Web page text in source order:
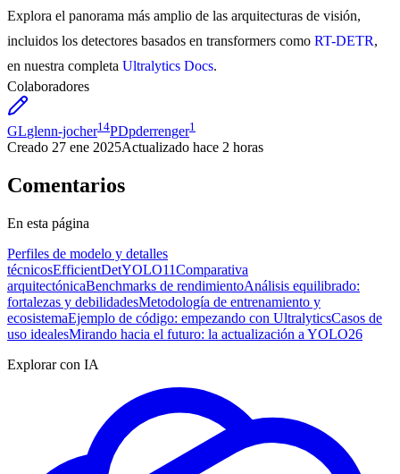
Explora el panorama más amplio de las arquitecturas de visión,
incluidos los detectores basados en transformers como RT-DETR,
en nuestra completa Ultralytics Docs.
Colaboradores
GLglenn-jocher14PDpderrenger1
Creado 27 ene 2025Actualizado hace 2 horas
Comentarios
En esta página
Perfiles de modelo y detalles
técnicosEfficientDetYOLO11Comparativa
arquitectónicaBenchmarks de rendimientoAnálisis equilibrado:
fortalezas y debilidadesMetodología de entrenamiento y
ecosistemaEjemplo de código: empezando con UltralyticsCasos de
uso idealesMirando hacia el futuro: la actualización a YOLO26
Explorar con IA